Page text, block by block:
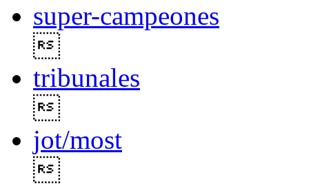
super-campeones
tribunales
jot/most